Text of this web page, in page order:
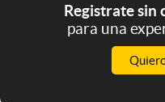
Registrate sin
para una